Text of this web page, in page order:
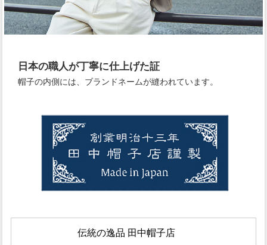
日本の職人が丁寧に仕上げた証
帽子の内側には、ブランドネームが縫われています。
伝統の逸品 田中帽子店